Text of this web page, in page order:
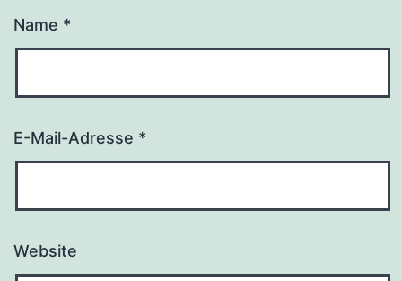
Name *
E-Mail-Adresse *
Website